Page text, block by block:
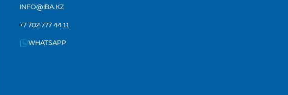
INFO@IBA.KZ
+7 702 777 44 11
WHATSAPP